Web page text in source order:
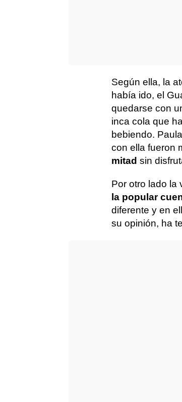
Según ella, la
había ido, el
quedarse con
inca cola que
bebiendo.
con ella fueron
mitad sin
Por otro lado la
la popular
diferente y en
su opinión, ha